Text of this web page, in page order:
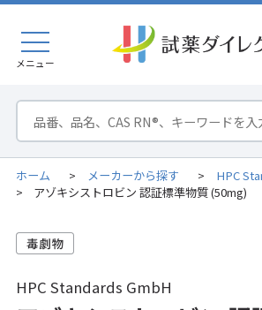
メニュー
ホーム > メーカーから探す > HPC
> アゾキシストロビン 認証標準物質 (50mg)
HPC Standards GmbH